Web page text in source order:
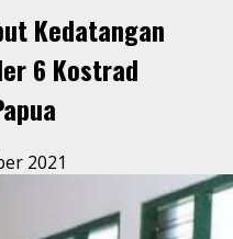
Kedatangan
6 Kostrad
2021